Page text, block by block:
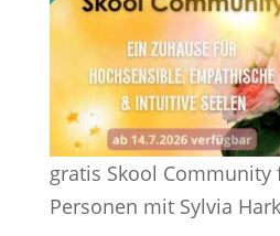
gratis Skool
Personen mit Sylvia